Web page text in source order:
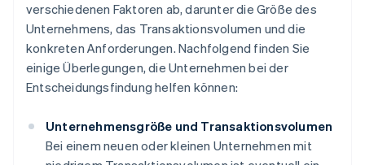
verschiedenen Faktoren ab, darunter die Größe des
Unternehmens, das Transaktionsvolumen und die
konkreten Anforderungen. Nachfolgend finden Sie
einige Überlegungen, die Unternehmen bei der
Entscheidungsfindung helfen können:
Unternehmensgröße und Transaktionsvolumen
Bei einem neuen oder kleinen Unternehmen mit